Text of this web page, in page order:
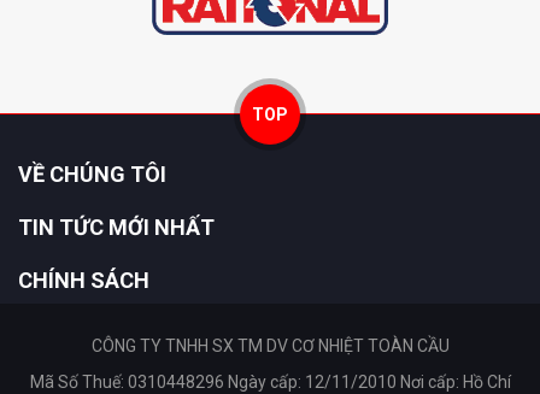
TOP
VỀ CHÚNG TÔI
TIN TỨC MỚI NHẤT
CHÍNH SÁCH
CÔNG TY TNHH SX TM DV CƠ NHIỆT TOÀN CẦU
Mã Số Thuế: 0310448296 Ngày cấp: 12/11/2010 Nơi cấp: Hồ Chí